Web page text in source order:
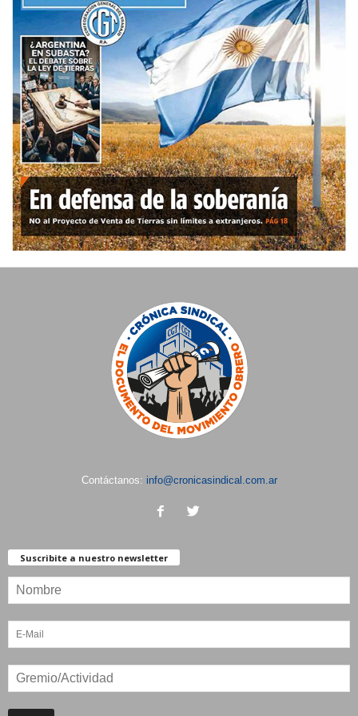
Contáctanos: info@cronicasindical.com.ar
Suscribite a nuestro newsletter